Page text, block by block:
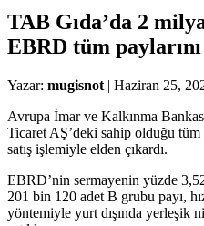
TAB Gıda’da 2
EBRD tüm
Yazar: mugisnot | Haziran 25,
Avrupa İmar ve Kalkınma
Ticaret AŞ’deki sahip olduğu
satış işlemiyle elden çıkardı.
EBRD’nin sermayenin yüzde
201 bin 120 adet B grubu payı,
yöntemiyle yurt dışında yerleşik